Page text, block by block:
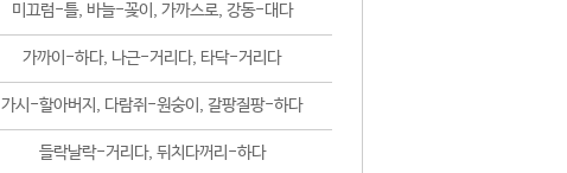
미끄럼-틀, 바늘-꽂이, 가까스로, 강동-대다
가까이-하다, 나근-거리다, 타닥-거리다
가시-할아버지, 다람쥐-원숭이, 갈팡질팡-하다
들락날락-거리다, 뒤치다꺼리-하다